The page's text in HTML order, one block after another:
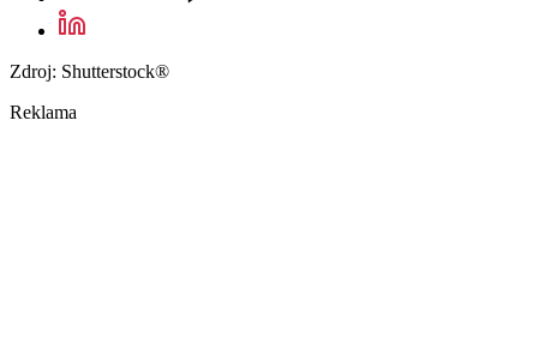
Zdroj: Shutterstock®
Reklama